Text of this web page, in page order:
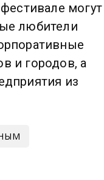
могут
любители
и городов, а
из